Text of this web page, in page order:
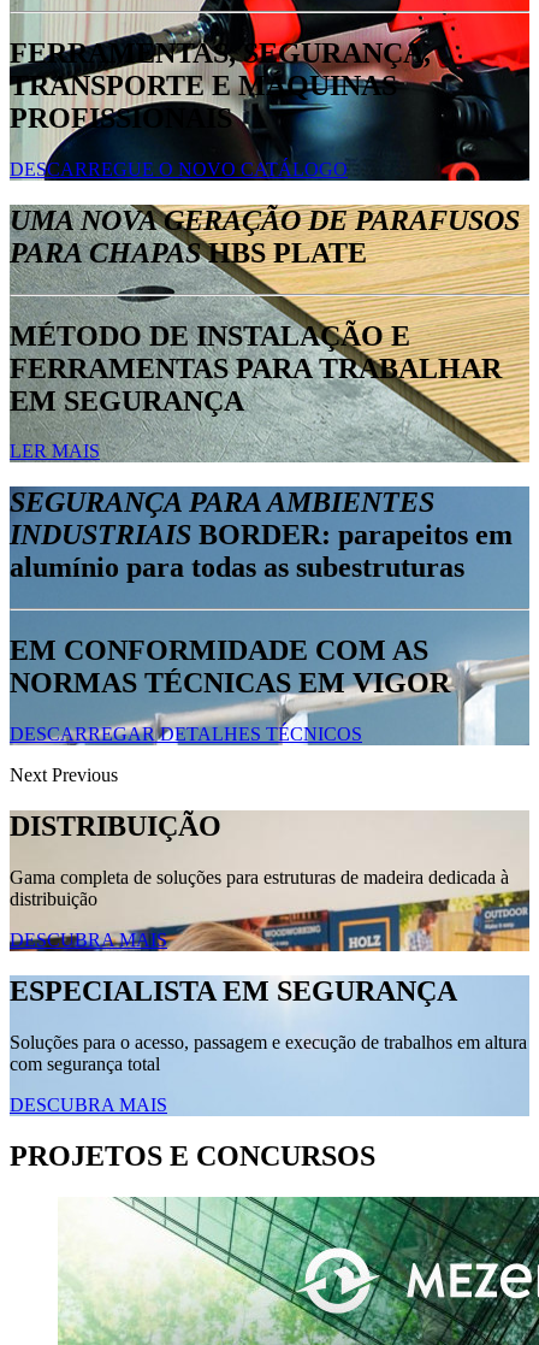
FERRAMENTAS, SEGURANÇA,
TRANSPORTE E MÁQUINAS
PROFISSIONAIS
DESCARREGUE O NOVO CATÁLOGO
UMA NOVA GERAÇÃO DE PARAFUSOS
PARA CHAPAS HBS PLATE
MÉTODO DE INSTALAÇÃO E
FERRAMENTAS PARA TRABALHAR
EM SEGURANÇA
LER MAIS
SEGURANÇA PARA AMBIENTES
INDUSTRIAIS BORDER: parapeitos em
alumínio para todas as subestruturas
EM CONFORMIDADE COM AS
NORMAS TÉCNICAS EM VIGOR
DESCARREGAR DETALHES TÉCNICOS
Next Previous
DISTRIBUIÇÃO
Gama completa de soluções para estruturas de madeira dedicada à
distribuição
DESCUBRA MAIS
ESPECIALISTA EM SEGURANÇA
Soluções para o acesso, passagem e execução de trabalhos em altura
com segurança total
DESCUBRA MAIS
PROJETOS E CONCURSOS